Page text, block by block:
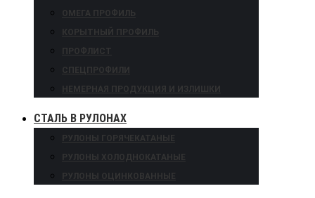
ОМЕГА ПРОФИЛЬ
КОРЫТНЫЙ ПРОФИЛЬ
ПРОФЛИСТ
СПЕЦПРОФИЛИ
НЕМЕРНАЯ ПРОДУКЦИЯ И ИЗЛИШКИ
СТАЛЬ В РУЛОНАХ
РУЛОНЫ ГОРЯЧЕКАТАНЫЕ
РУЛОНЫ ХОЛОДНОКАТАНЫЕ
РУЛОНЫ ОЦИНКОВАННЫЕ